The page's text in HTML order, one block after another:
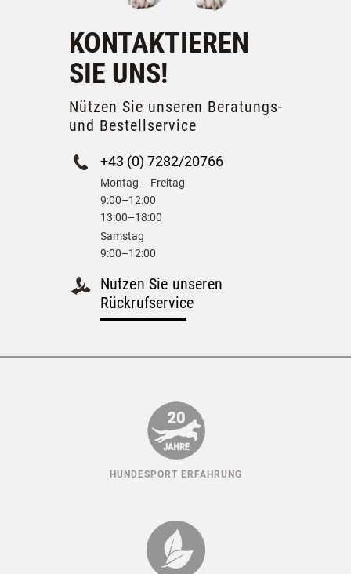
KONTAKTIEREN
SIE UNS!
Nützen Sie unseren Beratungs-
und Bestellservice
+43 (0) 7282/20766
Montag – Freitag
9:00–12:00
13:00–18:00
Samstag
9:00–12:00
Nutzen Sie unseren
Rückrufservice
HUNDESPORT ERFAHRUNG